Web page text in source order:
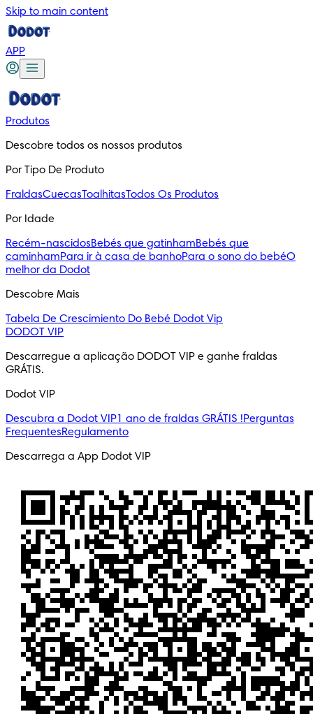
Skip to main content
APP
Produtos
Descobre todos os nossos produtos
Por Tipo De Produto
FraldasCuecasToalhitasTodos Os Produtos
Por Idade
Recém-nascidosBebés que gatinhamBebés que
caminhamPara ir à casa de banhoPara o sono do bebéO
melhor da Dodot
Descobre Mais
Tabela De Crescimiento Do Bebé Dodot Vip
DODOT VIP
Descarregue a aplicação DODOT VIP e ganhe fraldas
GRÁTIS.
Dodot VIP
Descubra a Dodot VIP1 ano de fraldas GRÁTIS !Perguntas
FrequentesRegulamento
Descarrega a App Dodot VIP